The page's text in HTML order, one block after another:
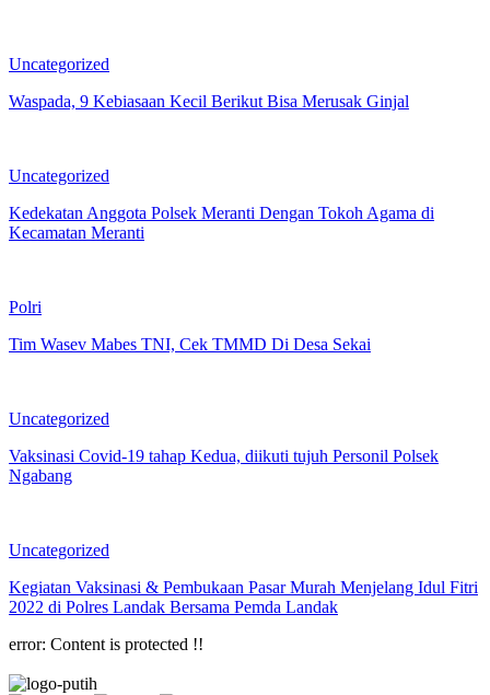
Uncategorized
Waspada, 9 Kebiasaan Kecil Berikut Bisa Merusak Ginjal
Uncategorized
Kedekatan Anggota Polsek Meranti Dengan Tokoh Agama di
Kecamatan Meranti
Polri
Tim Wasev Mabes TNI, Cek TMMD Di Desa Sekai
Uncategorized
Vaksinasi Covid-19 tahap Kedua, diikuti tujuh Personil Polsek
Ngabang
Uncategorized
Kegiatan Vaksinasi & Pembukaan Pasar Murah Menjelang Idul Fitri
2022 di Polres Landak Bersama Pemda Landak
error: Content is protected !!